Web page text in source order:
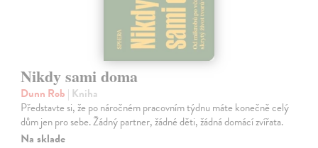
Nikdy sami doma
Dunn Rob | Kniha
Představte si, že po náročném pracovním týdnu máte konečně celý
dům jen pro sebe. Žádný partner, žádné děti, žádná domácí zvířata.
Na sklade